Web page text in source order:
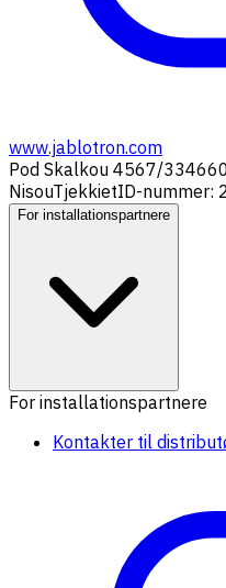
www.jablotron.com
Pod Skalkou 4567/33
NisouTjekkietID-nummer:
For installationspartnere
For installationspartnere
Kontakter til